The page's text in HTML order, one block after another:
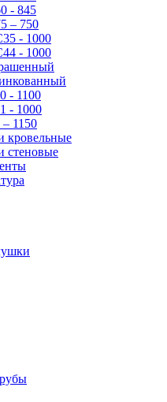
- 845
– 750
- 1000
- 1000
- 1100
- 1000
1150
кровельные
стеновые